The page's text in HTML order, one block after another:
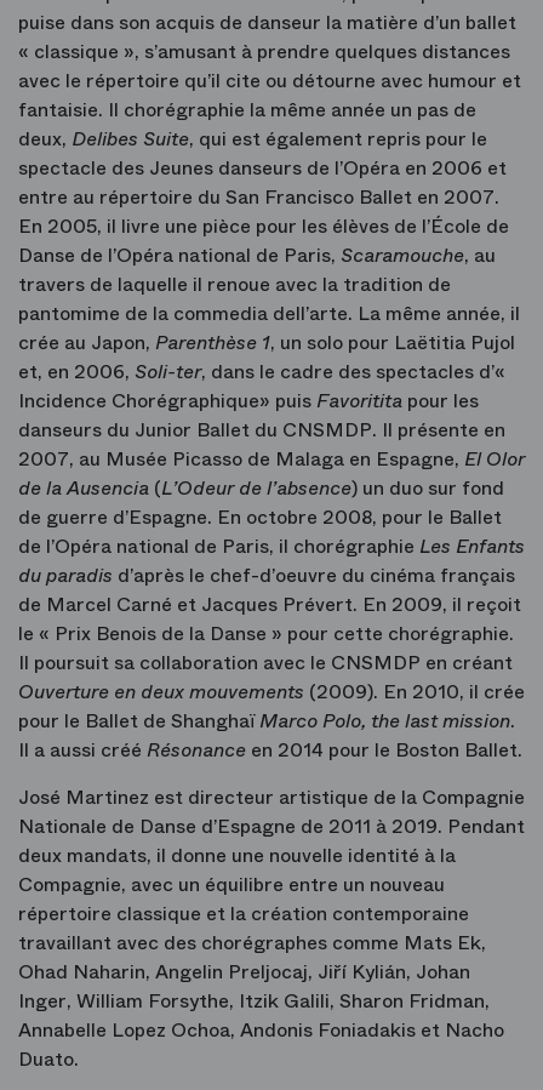
puise dans son acquis de danseur la matière d’un ballet
« classique », s’amusant à prendre quelques distances
avec le répertoire qu’il cite ou détourne avec humour et
fantaisie. Il chorégraphie la même année un pas de
deux, Delibes Suite, qui est également repris pour le
spectacle des Jeunes danseurs de l’Opéra en 2006 et
entre au répertoire du San Francisco Ballet en 2007.
En 2005, il livre une pièce pour les élèves de l’École de
Danse de l’Opéra national de Paris, Scaramouche, au
travers de laquelle il renoue avec la tradition de
pantomime de la commedia dell’arte. La même année, il
crée au Japon, Parenthèse 1, un solo pour Laëtitia Pujol
et, en 2006, Soli-ter, dans le cadre des spectacles d’«
Incidence Chorégraphique» puis Favoritita pour les
danseurs du Junior Ballet du CNSMDP. Il présente en
2007, au Musée Picasso de Malaga en Espagne, El Olor
de la Ausencia (L’Odeur de l’absence) un duo sur fond
de guerre d’Espagne. En octobre 2008, pour le Ballet
de l’Opéra national de Paris, il chorégraphie Les Enfants
du paradis d’après le chef-d’oeuvre du cinéma français
de Marcel Carné et Jacques Prévert. En 2009, il reçoit
le « Prix Benois de la Danse » pour cette chorégraphie.
Il poursuit sa collaboration avec le CNSMDP en créant
Ouverture en deux mouvements (2009). En 2010, il crée
pour le Ballet de ShanghaïMarco Polo, the last mission.
Il a aussi créé Résonance en 2014 pour le Boston Ballet.
José Martinez est directeur artistique de la Compagnie
Nationale de Danse d’Espagne de 2011 à 2019. Pendant
deux mandats, il donne une nouvelle identité à la
Compagnie, avec un équilibre entre un nouveau
répertoire classique et la création contemporaine
travaillant avec des chorégraphes comme Mats Ek,
Ohad Naharin, Angelin Preljocaj, Jiří Kylián, Johan
Inger, William Forsythe, Itzik Galili, Sharon Fridman,
Annabelle Lopez Ochoa, Andonis Foniadakis et Nacho
Duato.